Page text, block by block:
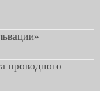
проводного